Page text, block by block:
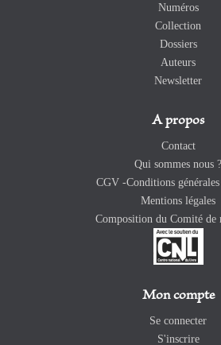
Numéros
Collection
Dossiers
Auteurs
Newsletter
A propos
Contact
Qui sommes nous ?
CGV -Conditions
Mentions légales
Composition du Comité de
Mon compte
Se connecter
S'inscrire